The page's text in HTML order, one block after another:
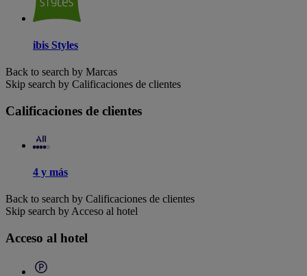
ibis Styles
Back to search by Marcas
Skip search by Calificaciones de clientes
Calificaciones de clientes
4 y más
Back to search by Calificaciones de clientes
Skip search by Acceso al hotel
Acceso al hotel